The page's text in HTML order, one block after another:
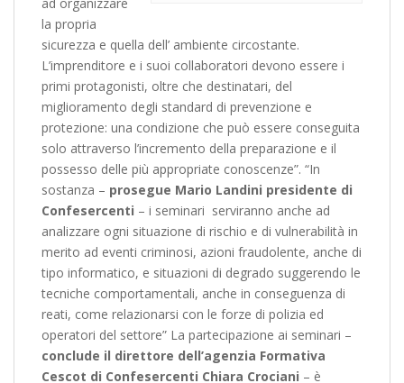
ad organizzare
la propria
sicurezza e quella dell’ ambiente circostante.
L’imprenditore e i suoi collaboratori devono essere i
primi protagonisti, oltre che destinatari, del
miglioramento degli standard di prevenzione e
protezione: una condizione che può essere conseguita
solo attraverso l’incremento della preparazione e il
possesso delle più appropriate conoscenze”. “In
sostanza – prosegue Mario Landini presidente di
Confesercenti – i seminari serviranno anche ad
analizzare ogni situazione di rischio e di vulnerabilità in
merito ad eventi criminosi, azioni fraudolente, anche di
tipo informatico, e situazioni di degrado suggerendo le
tecniche comportamentali, anche in conseguenza di
reati, come relazionarsi con le forze di polizia ed
operatori del settore” La partecipazione ai seminari –
conclude il direttore dell’agenzia Formativa
Cescot di Confesercenti Chiara Crociani – è